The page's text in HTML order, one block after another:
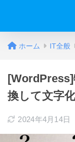
ホーム IT全般
[WordPress]
換して文字
2024年4月14日